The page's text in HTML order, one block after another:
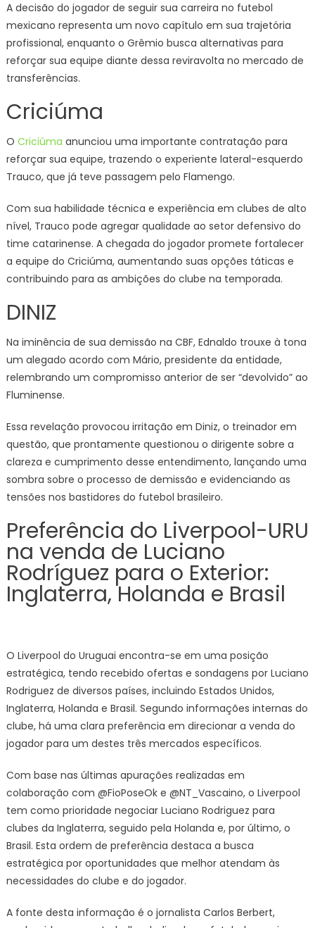
A decisão do jogador de seguir sua carreira no futebol
mexicano representa um novo capítulo em sua trajetória
profissional, enquanto o Grêmio busca alternativas para
reforçar sua equipe diante dessa reviravolta no mercado de
transferências.
Criciúma
O Criciúma anunciou uma importante contratação para
reforçar sua equipe, trazendo o experiente lateral-esquerdo
Trauco, que já teve passagem pelo Flamengo.
Com sua habilidade técnica e experiência em clubes de alto
nível, Trauco pode agregar qualidade ao setor defensivo do
time catarinense. A chegada do jogador promete fortalecer
a equipe do Criciúma, aumentando suas opções táticas e
contribuindo para as ambições do clube na temporada.
DINIZ
Na iminência de sua demissão na CBF, Ednaldo trouxe à tona
um alegado acordo com Mário, presidente da entidade,
relembrando um compromisso anterior de ser “devolvido” ao
Fluminense.
Essa revelação provocou irritação em Diniz, o treinador em
questão, que prontamente questionou o dirigente sobre a
clareza e cumprimento desse entendimento, lançando uma
sombra sobre o processo de demissão e evidenciando as
tensões nos bastidores do futebol brasileiro.
Preferência do Liverpool-URU
na venda de Luciano
Rodríguez para o Exterior:
Inglaterra, Holanda e Brasil
O Liverpool do Uruguai encontra-se em uma posição
estratégica, tendo recebido ofertas e sondagens por Luciano
Rodriguez de diversos países, incluindo Estados Unidos,
Inglaterra, Holanda e Brasil. Segundo informações internas do
clube, há uma clara preferência em direcionar a venda do
jogador para um destes três mercados específicos.
Com base nas últimas apurações realizadas em
colaboração com @FioPoseOk e @NT_Vascaino, o Liverpool
tem como prioridade negociar Luciano Rodriguez para
clubes da Inglaterra, seguido pela Holanda e, por último, o
Brasil. Esta ordem de preferência destaca a busca
estratégica por oportunidades que melhor atendam às
necessidades do clube e do jogador.
A fonte desta informação é o jornalista Carlos Berbert,